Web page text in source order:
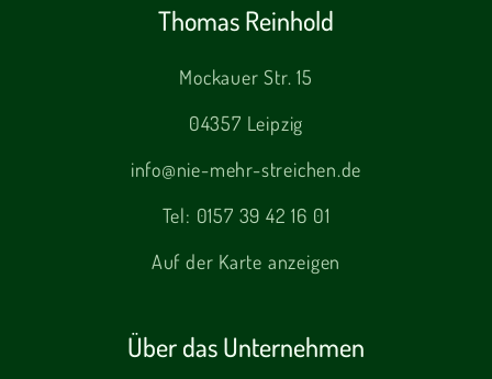
Thomas Reinhold
Mockauer Str. 15
04357 Leipzig
info@nie-mehr-streichen.de
Tel: 0157 39 42 16 01
Auf der Karte anzeigen
Über das Unternehmen